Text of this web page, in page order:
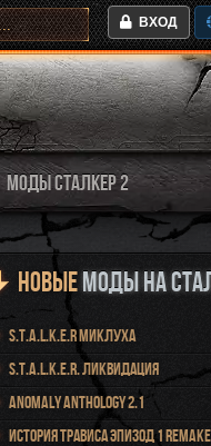
ВХОД
МОДЫ СТАЛКЕР 2
Новые Моды на
S.T.A.L.K.E.R Миклуха
S.T.A.L.K.E.R. Ликвидация
Anomaly Anthology 2.1
История Трависа Эпизод 1 Remake